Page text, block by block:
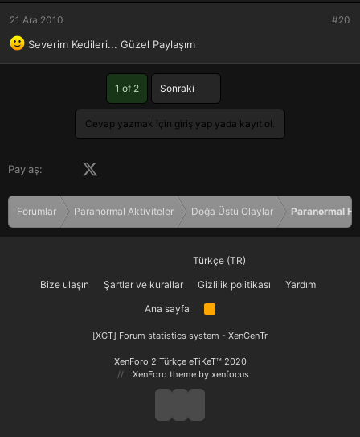
21 Ara 2010 #20
Severim Kedileri... Güzel Paylaşım
1 of 2 Sonraki
Cevap yazmak için giriş yap yada kayıt ol.
Paylaş: Facebook
Forumlar Paranormal Aktiviteler Doğa Üstü Olaylar Paranormal
Türkçe (TR)
Bize ulaşın
Şartlar ve kurallar Gizlilik politikası
Yardım
Ana sayfa
R
[XGT] Forum statistics system - XenGenTr
XenForo 2 Türkçe eTiKeT™ 2020
XenForo theme by xenfocus